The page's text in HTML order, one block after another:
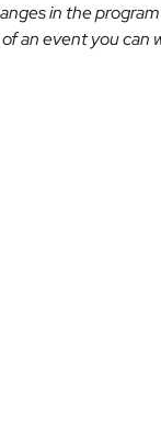
in the
an event you can